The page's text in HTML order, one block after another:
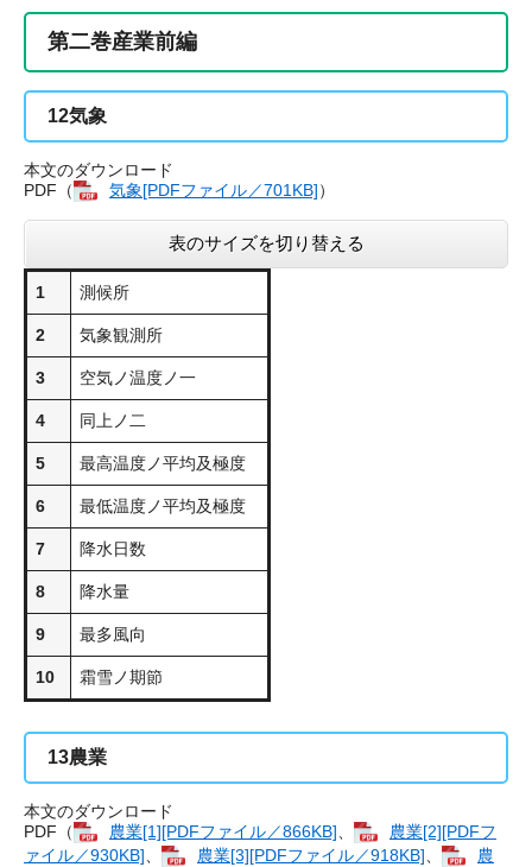
第二巻産業前編
12気象
本文のダウンロード
PDF（
気象[PDFファイル／701KB]）
表のサイズを切り替える
1 測候所
2 気象観測所
3 空気ノ温度ノ一
4 同上ノ二
5 最高温度ノ平均及極度
6 最低温度ノ平均及極度
7 降水日数
8 降水量
9 最多風向
10 霜雪ノ期節
13農業
本文のダウンロード
PDF（
農業[1][PDFファイル／866KB]
農業[2][PDFフ
ァイル／930KB]
農業[3][PDFファイル／918KB]
農